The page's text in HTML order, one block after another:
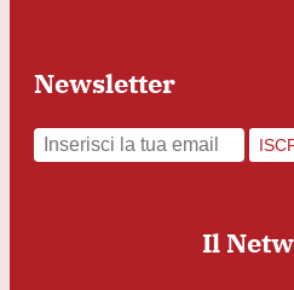
Newsletter
Il